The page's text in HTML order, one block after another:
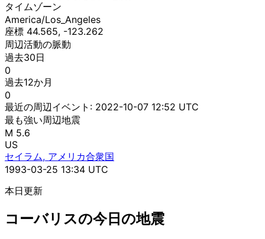
タイムゾーン
America/Los_Angeles
座標 44.565, -123.262
周辺活動の脈動
過去30日
0
過去12か月
0
最近の周辺イベント: 2022-10-07 12:52 UTC
最も強い周辺地震
M 5.6
US
セイラム, アメリカ合衆国
1993-03-25 13:34 UTC
本日更新
コーバリスの今日の地震